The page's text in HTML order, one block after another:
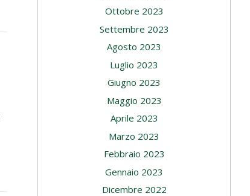
Ottobre 2023
Settembre 2023
Agosto 2023
Luglio 2023
Giugno 2023
Maggio 2023
Aprile 2023
Marzo 2023
Febbraio 2023
Gennaio 2023
Dicembre 2022